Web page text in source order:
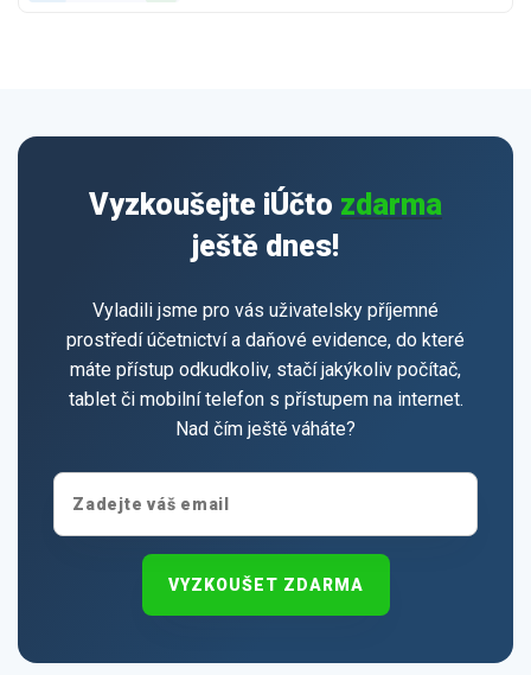
Vyzkoušejte iÚčto zdarma
ještě dnes!
Vyladili jsme pro vás uživatelsky příjemné
prostředí účetnictví a daňové evidence, do které
máte přístup odkudkoliv, stačí jakýkoliv počítač,
tablet či mobilní telefon s přístupem na internet.
Nad čím ještě váháte?
VYZKOUŠET ZDARMA